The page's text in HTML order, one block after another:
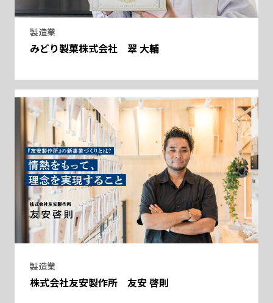
製造業
みどり製菓株式会社 翠 大輔
製造業
株式会社友安製作所 友安 啓則